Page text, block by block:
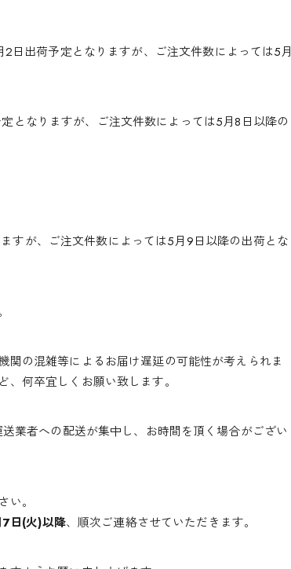
出荷予定となりますが、ご注文件数によっては5月
となりますが、ご注文件数によっては5月8日以降の
すが、ご注文件数によっては5月9日以降の出荷とな
の混雑等によるお届け遅延の可能性が考えられま
何卒宜しくお願い致します。
業者への配送が集中し、お時間を頂く場合がござい
。
7日(火)以降、順次ご連絡させていただきます。